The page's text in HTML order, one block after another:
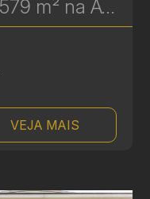
Terreno à Venda de 579 m² na Av. Paraná – Esquina Estratégica em Frente ao Terminal do Cabral | Ref. 624
VEJA MAIS